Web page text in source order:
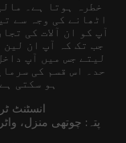
خطرہ ہوتا ہے۔
اٹھانے کی وجہ سے
آپ کو ان آلات کی
جب تک کہ آپ ان لین
لیتے جس میں آپ
حد۔ اس قسم کی
ہو سکتی
انسٹنٹ
پتہ: چوتھی منزل، واٹر